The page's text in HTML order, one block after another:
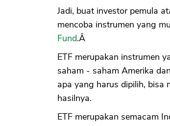
Jadi, buat investor pemula
mencoba instrumen yang
Fund.Â
ETF merupakan instrumen
saham - saham Amerika
apa yang harus dipilih, bisa
hasilnya.
ETF merupakan semacam